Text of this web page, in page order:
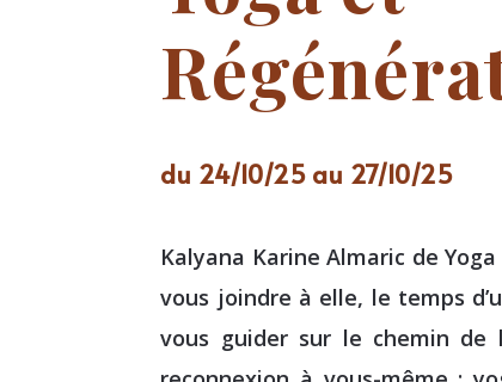
du 24/10/25 au 27/10/25
Kalyana Karine Almaric de
vous joindre à elle, le temps
vous guider sur le chemin